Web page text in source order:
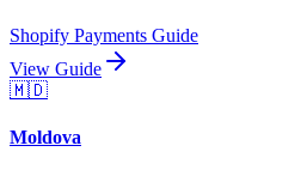
Shopify Payments Guide
View Guide
🇲🇩
Moldova